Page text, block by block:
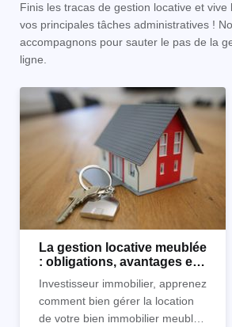
Finis les tracas de gestion locative et vive
vos principales tâches administratives !
accompagnons pour sauter le pas de la
ligne.
La gestion locative meublée
: obligations, avantages et
Investisseur immobilier, apprenez
comment bien gérer la location
de votre bien immobilier meublé !